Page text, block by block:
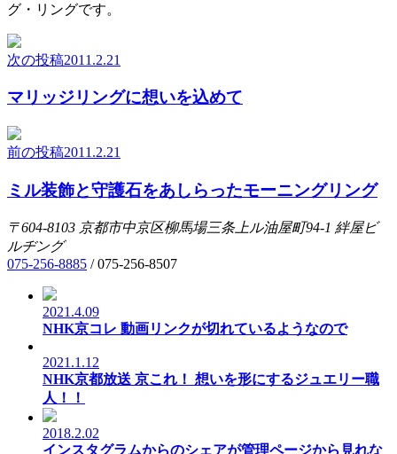
グ・リングです。
次の投稿2011.2.21
マリッジリングに想いを込めて
前の投稿2011.2.21
ミル装飾と守護石をあしらったモーニングリング
〒604-8103 京都市中京区柳馬場三条上ル油屋町94-1 絆屋ビ
ルヂング
075-256-8885 /075-256-8507
2021.4.09
NHK京コレ 動画リンクが切れているようなので
2021.1.12
NHK京都放送 京これ！ 想いを形にするジュエリー職
人！！
2018.2.02
インスタグラムからのシェアが管理ページから見れな